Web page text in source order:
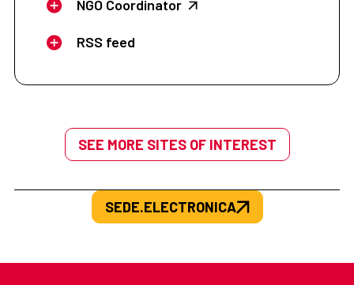
NGO Coordinator
RSS feed
SEE MORE SITES OF INTEREST
SEDE.ELECTRONICA